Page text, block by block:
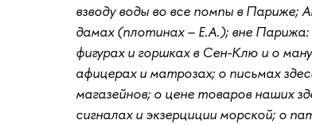
взводу воды во все помпы в Париже;
дамах (плотинах – Е.А.); вне
фигурах и горшках в Сен-Клю и о
афицерах и матрозах; о письмах
магазейнов; о цене товаров наших
сигналах и экзерциции морской; о